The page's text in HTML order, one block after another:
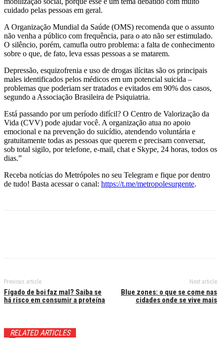
cuidado pelas pessoas em geral.
A Organização Mundial da Saúde (OMS) recomenda que o assunto
não venha a público com frequência, para o ato não ser estimulado.
O silêncio, porém, camufla outro problema: a falta de conhecimento
sobre o que, de fato, leva essas pessoas a se matarem.
Depressão, esquizofrenia e uso de drogas ilícitas são os principais
males identificados pelos médicos em um potencial suicida –
problemas que poderiam ser tratados e evitados em 90% dos casos,
segundo a Associação Brasileira de Psiquiatria.
Está passando por um período difícil? O Centro de Valorização da
Vida (CVV) pode ajudar você. A organização atua no apoio
emocional e na prevenção do suicídio, atendendo voluntária e
gratuitamente todas as pessoas que querem e precisam conversar,
sob total sigilo, por telefone, e-mail, chat e Skype, 24 horas, todos os
dias.”
Receba notícias do Metrópoles no seu Telegram e fique por dentro
de tudo! Basta acessar o canal: https://t.me/metropolesurgente.
Previous article
Fígado de boi faz mal? Saiba se
há risco em consumir a proteína
Next article
Blue zones: o que se come nas
cidades onde se vive mais
RELATED ARTICLES